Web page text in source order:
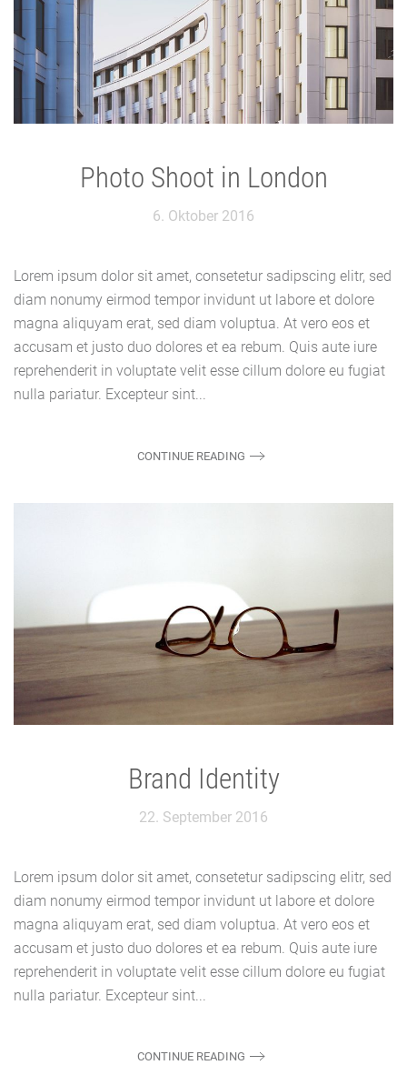
Photo Shoot in London
6. Oktober 2016
Lorem ipsum dolor sit amet, consetetur sadipscing elitr, sed
diam nonumy eirmod tempor invidunt ut labore et dolore
magna aliquyam erat, sed diam voluptua. At vero eos et
accusam et justo duo dolores et ea rebum. Quis aute iure
reprehenderit in voluptate velit esse cillum dolore eu fugiat
nulla pariatur. Excepteur sint...
CONTINUE READING
Brand Identity
22. September 2016
Lorem ipsum dolor sit amet, consetetur sadipscing elitr, sed
diam nonumy eirmod tempor invidunt ut labore et dolore
magna aliquyam erat, sed diam voluptua. At vero eos et
accusam et justo duo dolores et ea rebum. Quis aute iure
reprehenderit in voluptate velit esse cillum dolore eu fugiat
nulla pariatur. Excepteur sint...
CONTINUE READING